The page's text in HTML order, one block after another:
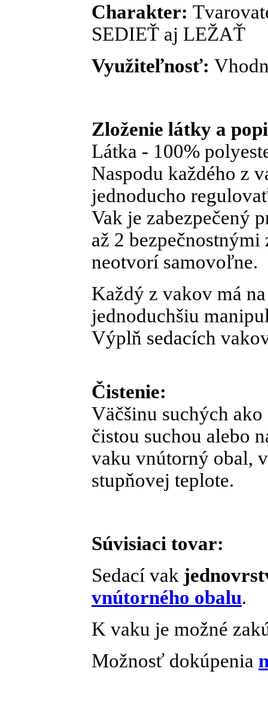
Charakter:
SEDIEŤ aj LEŽAŤ
Využiteľnosť:
Zloženie látky a
Látka - 100%
Naspodu každého z
jednoducho
Vak je zabezpečený
až 2
neotvorí samovoľne.
Každý z vakov má
jednoduchšiu
Výplň sedacích
Čistenie:
Väčšinu suchých
čistou suchou alebo
vaku vnútorný obal,
stupňovej teplote.
Súvisiaci tovar:
Sedací vak
vnútorného obalu.
K vaku je možné
Možnosť dokúpenia